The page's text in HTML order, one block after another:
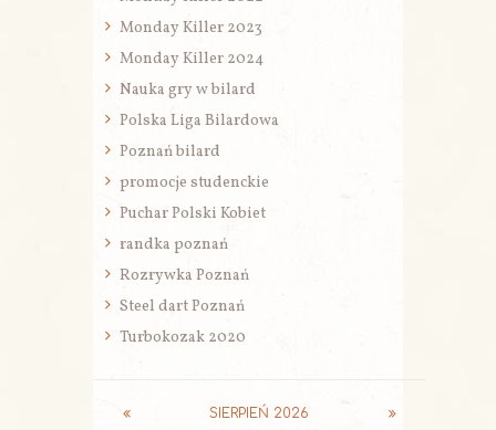
Monday Killer 2023
Monday Killer 2024
Nauka gry w bilard
Polska Liga Bilardowa
Poznań bilard
promocje studenckie
Puchar Polski Kobiet
randka poznań
Rozrywka Poznań
Steel dart Poznań
Turbokozak 2020
SIERPIEŃ 2026